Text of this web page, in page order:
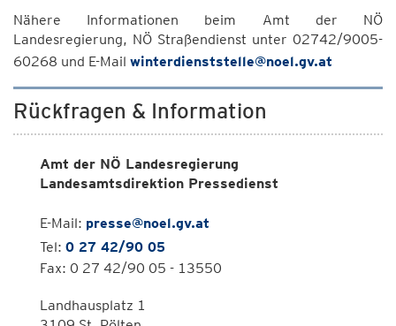
Nähere Informationen beim Amt der NÖ
Landesregierung, NÖ Straßendienst unter 02742/9005-
60268 und E-Mail winterdienststelle@noel.gv.at
Rückfragen & Information
Amt der NÖ Landesregierung
Landesamtsdirektion Pressedienst
E-Mail: presse@noel.gv.at
Tel: 0 27 42/90 05
Fax: 0 27 42/90 05 - 13550
Landhausplatz 1